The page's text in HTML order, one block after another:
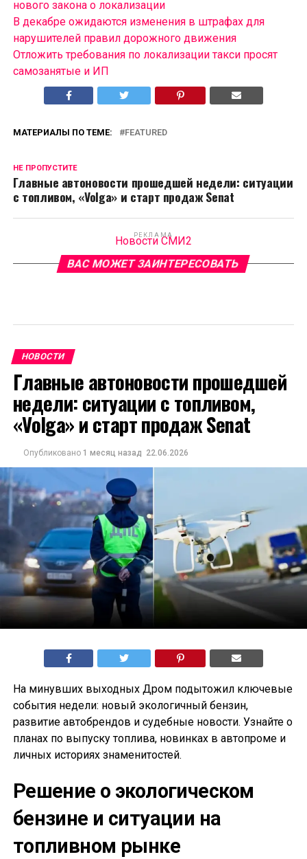
нового закона о локализации
В декабре ожидаются изменения в штрафах для
нарушителей правил дорожного движения
Отложить требования по локализации такси просят
самозанятые и ИП
МАТЕРИАЛЫ ПО ТЕМЕ: FEATURED
НЕ ПРОПУСТИТЕ
Главные автоновости прошедшей недели: ситуации
с топливом, «Volga» и старт продаж Senat
РЕКЛАМА
Новости СМИ2
ВАС МОЖЕТ ЗАИНТЕРЕСОВАТЬ
НОВОСТИ
Главные автоновости прошедшей
недели: ситуации с топливом,
«Volga» и старт продаж Senat
Опубликовано 1 месяц назад 22.06.2026
На минувших выходных Дром подытожил ключевые
события недели: новый экологичный бензин,
развитие автобрендов и судебные новости. Узнайте о
планах по выпуску топлива, новинках в автопроме и
личных историях знаменитостей.
Решение о экологическом
бензине и ситуации на
топливном рынке